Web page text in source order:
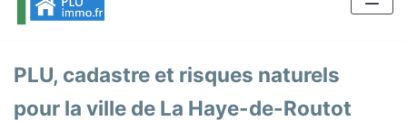
PLU, cadastre et risques naturels
pour la ville de La Haye-de-Routot